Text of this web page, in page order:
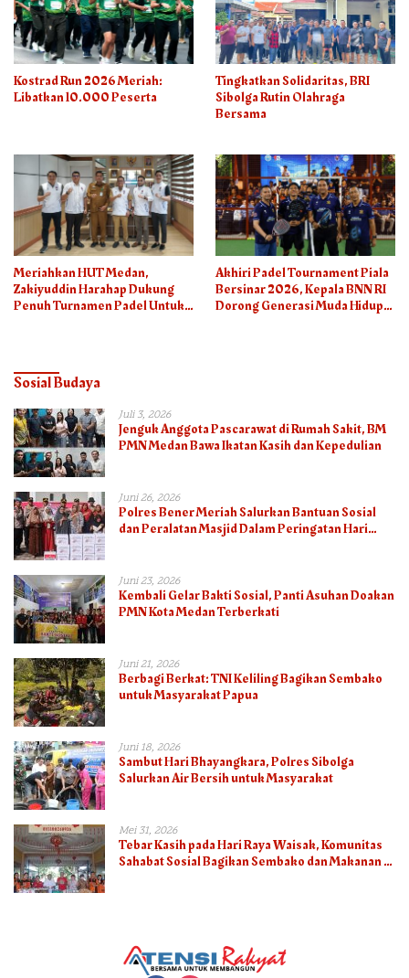
Kostrad Run 2026 Meriah:
Libatkan 10.000 Peserta
Tingkatkan Solidaritas, BRI
Sibolga Rutin Olahraga
Bersama
Meriahkan HUT Medan,
Zakiyuddin Harahap Dukung
Penuh Turnamen Padel Untuk
Akhiri Padel Tournament Piala
Bersinar 2026, Kepala BNN RI
Dorong Generasi Muda Hidup
Sosial Budaya
Juli 3, 2026
Jenguk Anggota Pascarawat di Rumah Sakit, BM
PMN Medan Bawa Ikatan Kasih dan Kepedulian
Juni 26, 2026
Polres Bener Meriah Salurkan Bantuan Sosial
dan Peralatan Masjid Dalam Peringatan Hari
Juni 23, 2026
Kembali Gelar Bakti Sosial, Panti Asuhan Doakan
PMN Kota Medan Terberkati
Juni 21, 2026
Berbagi Berkat: TNI Keliling Bagikan Sembako
untuk Masyarakat Papua
Juni 18, 2026
Sambut Hari Bhayangkara, Polres Sibolga
Salurkan Air Bersih untuk Masyarakat
Mei 31, 2026
Tebar Kasih pada Hari Raya Waisak, Komunitas
Sahabat Sosial Bagikan Sembako dan Makanan di